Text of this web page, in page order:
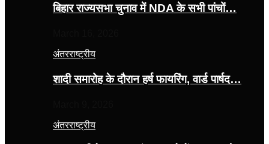
बिहार राज्यसभा चुनाव में NDA के सभी पांचों…
अंतरराष्ट्रीय
शादी समारोह के दौरान हर्ष फायरिंग, वार्ड पार्षद…
अंतरराष्ट्रीय